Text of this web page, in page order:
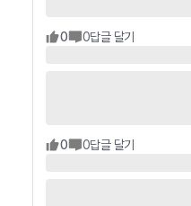
0 0답글 달기
0 0답글 달기